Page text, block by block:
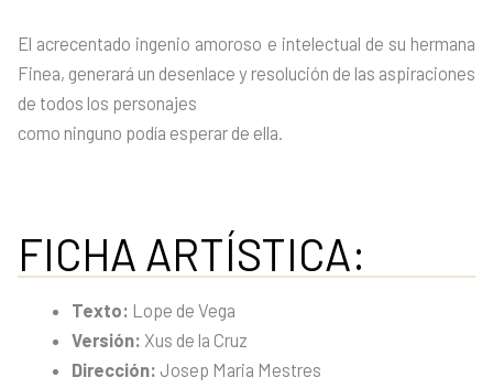
El acrecentado ingenio amoroso e intelectual de su hermana
Finea, generará un desenlace y resolución de las aspiraciones
de todos los personajes
como ninguno podía esperar de ella.
FICHA ARTÍSTICA:
Texto: Lope de Vega
Versión: Xus de la Cruz
Dirección: Josep Maria Mestres